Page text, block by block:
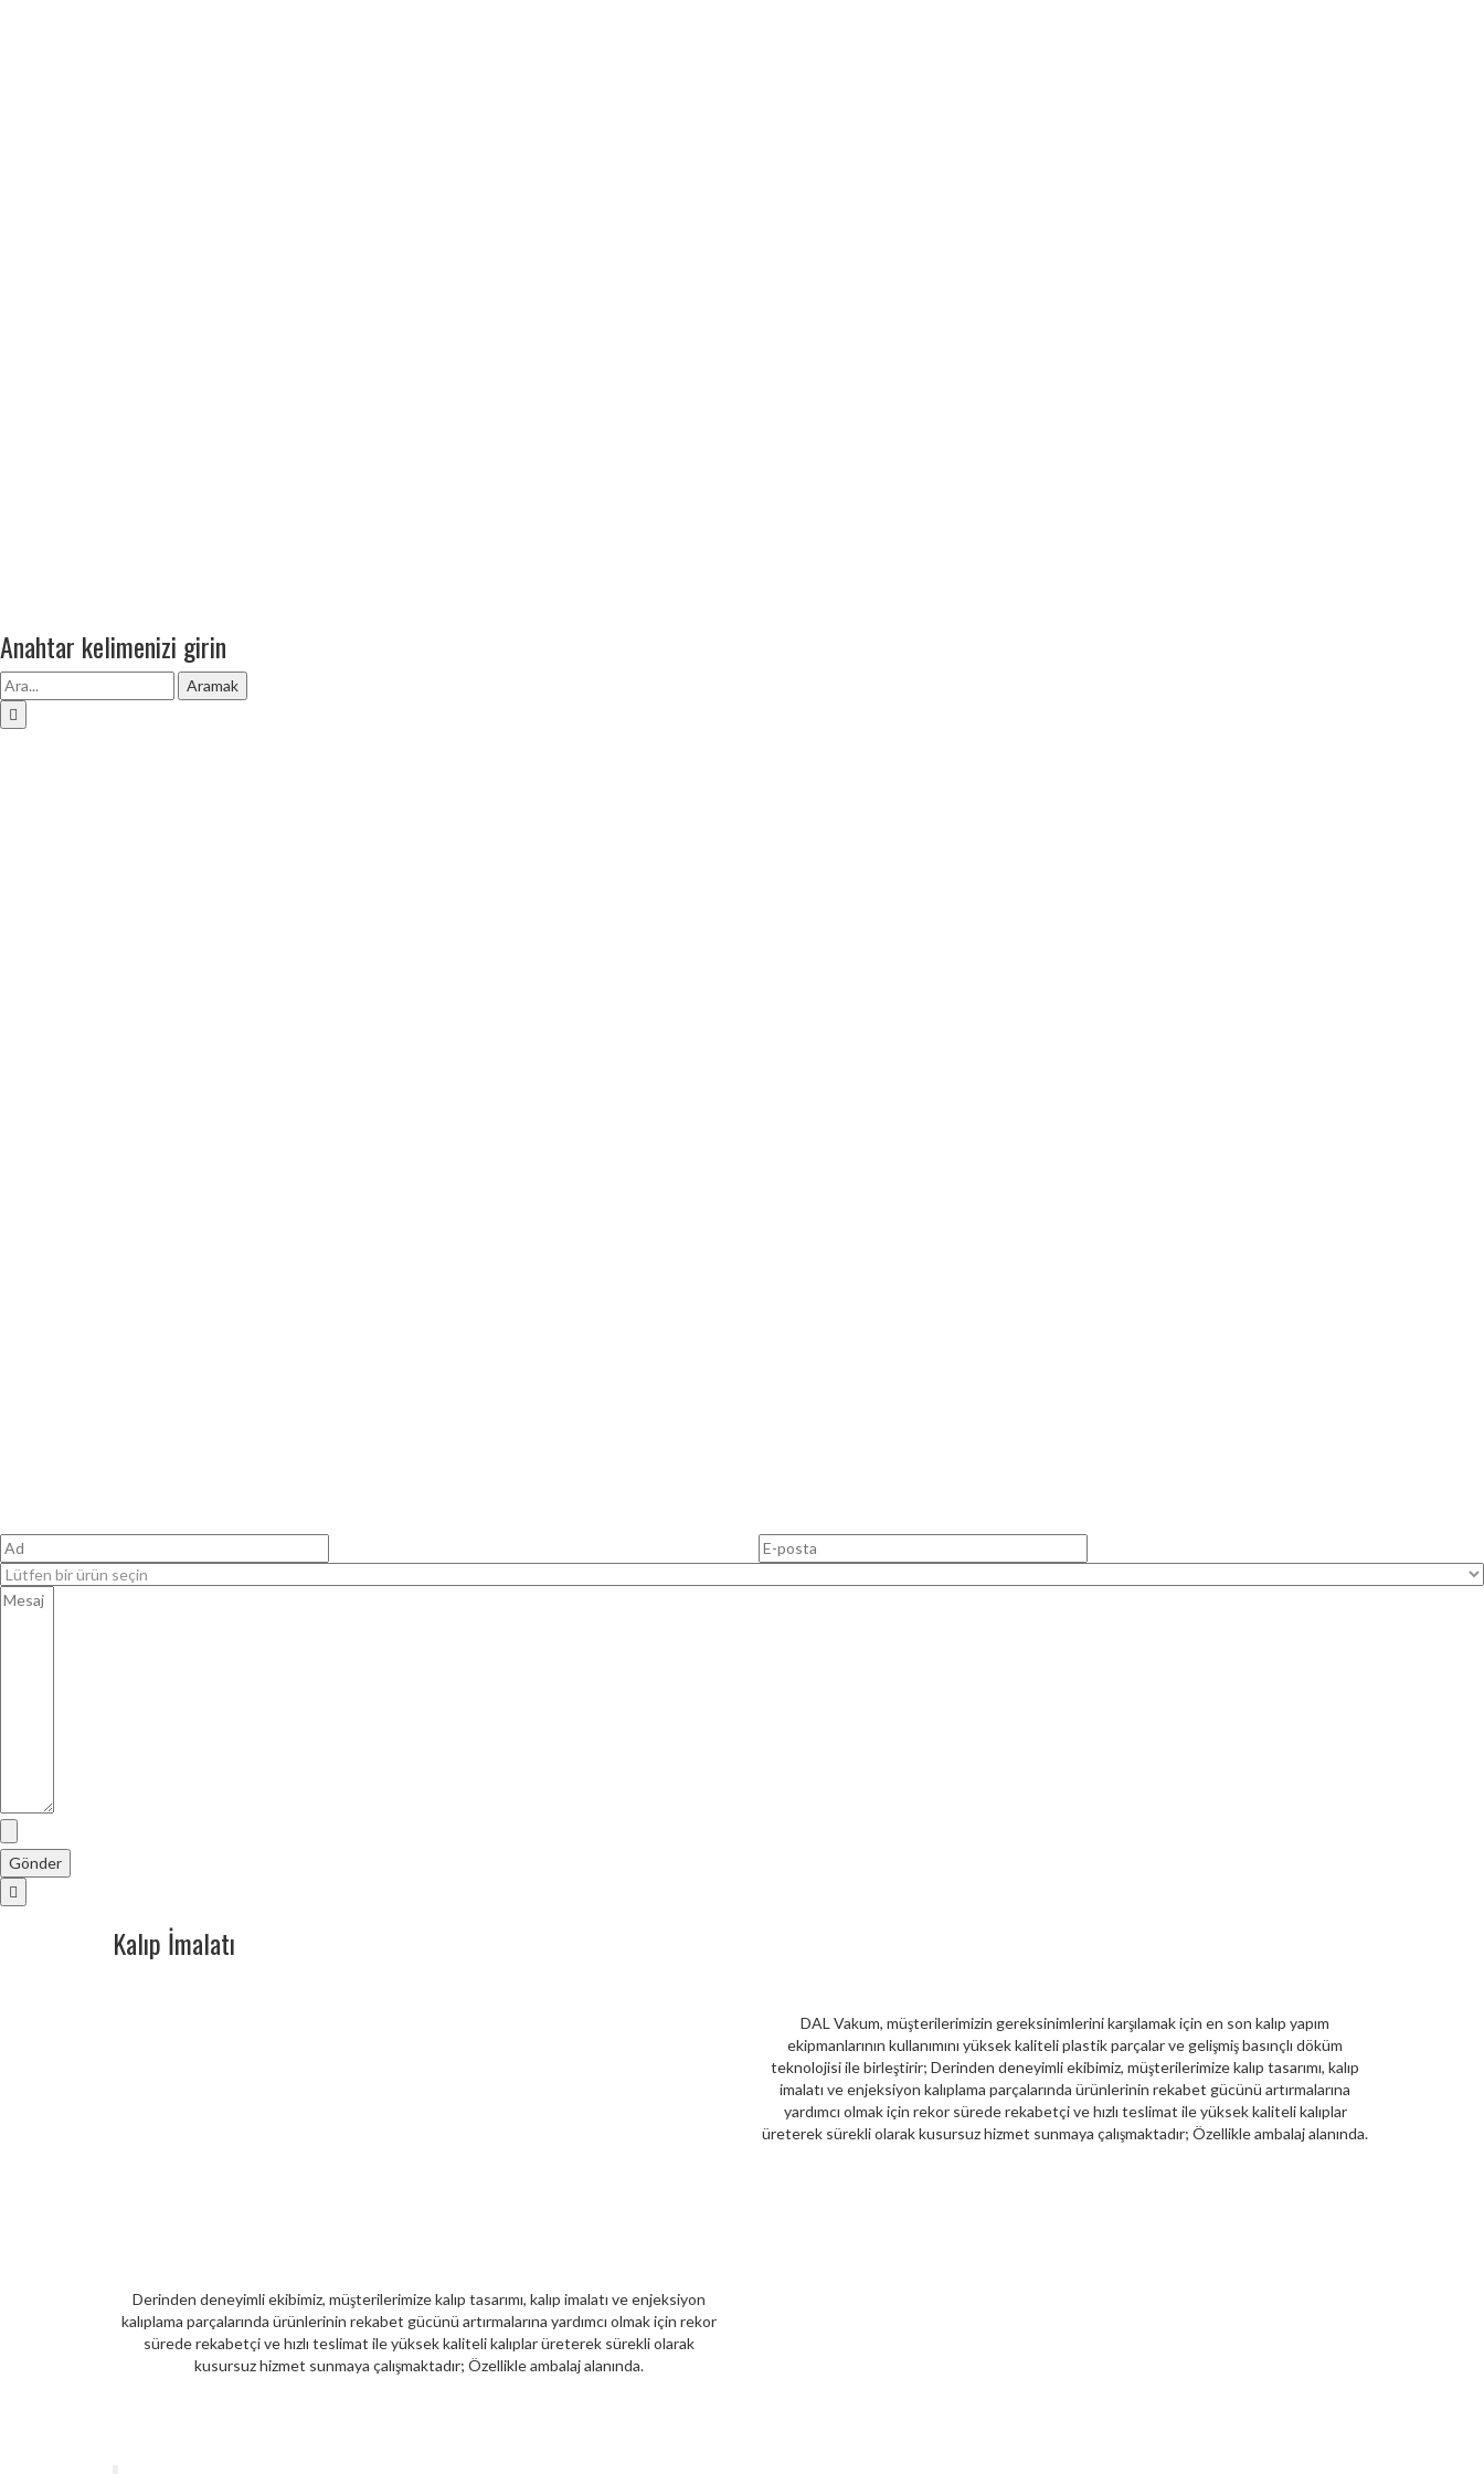
Anahtar kelimenizi girin
Aramak
Kalıp İmalatı
DAL Vakum, müşterilerimizin gereksinimlerini karşılamak için en son kalıp yapım
ekipmanlarının kullanımını yüksek kaliteli plastik parçalar ve gelişmiş basınçlı döküm
teknolojisi ile birleştirir; Derinden deneyimli ekibimiz, müşterilerimize kalıp tasarımı, kalıp
imalatı ve enjeksiyon kalıplama parçalarında ürünlerinin rekabet gücünü artırmalarına
yardımcı olmak için rekor sürede rekabetçi ve hızlı teslimat ile yüksek kaliteli kalıplar
üreterek sürekli olarak kusursuz hizmet sunmaya çalışmaktadır; Özellikle ambalaj alanında.
Derinden deneyimli ekibimiz, müşterilerimize kalıp tasarımı, kalıp imalatı ve enjeksiyon
kalıplama parçalarında ürünlerinin rekabet gücünü artırmalarına yardımcı olmak için rekor
sürede rekabetçi ve hızlı teslimat ile yüksek kaliteli kalıplar üreterek sürekli olarak
kusursuz hizmet sunmaya çalışmaktadır; Özellikle ambalaj alanında.